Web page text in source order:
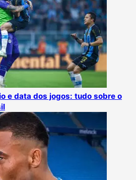
e data dos jogos: tudo sobre o